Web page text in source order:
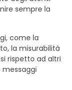
sempre la
come la
la misurabilità
rispetto ad altri